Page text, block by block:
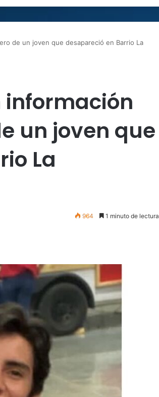
de un joven que desapareció en Barrio La
un joven que
La
964 1 minuto de lectura